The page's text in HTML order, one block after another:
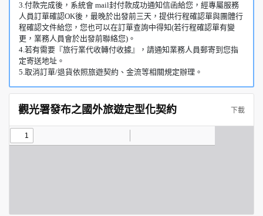
3.付款完成後，系統會 mail封付款成功通知信函給您，經專屬服務
人員訂單確認OK後，最晚於出發前三天，提供行程確認單與團體行
程確認文件給您，您也可以在訂單查詢中得知(若行程確認單有變
更，業務人員會於出發前聯絡您)。
4.若有需要『旅行業代收轉付收據』，請通知業務人員郵寄到您指
定寄送地址。
5.取消訂單/退貨依照旅遊契約、金流等相關規定辦理。
觀光署發布之國外旅遊定型化契約 下載